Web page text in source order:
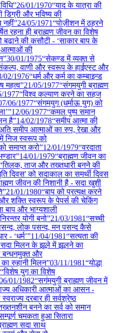
26/01/1970“याद के यात्रा की
डिग्री और भविष्य की
नहीं”24/05/1971“पोज़ीशन में ठहरने
रहना ही ब्राह्मण जीवन का विशेष
बढ़ाने की कसौटी - ‘साकार बाप के
आत्माओं की
30/01/1975“सेकण्ड में व्यक्त से
वाणी और स्वरूप के हाईएस्ट और
02/1976“धर्म और कर्म का कम्बाइन्ड
महत्व”21/05/1977“संगमयुगी ब्राह्मण
/1977“विश्व कल्याण करने का सहज
06/1977“संगमयुग (धर्माऊ युग) को
12/06/1977“कमल पुष्प समान
है”14/02/1978“समीप आत्मा की
समीप आत्माओं का रुप, रेखा और
निज स्वरूप को
समाप्त करो”12/01/1979“वरदाता
14/01/1979“ब्राह्मण जीवन का
ताज और तख्तधारी बनने की
दिवस' को सदाकाल का समर्थी दिवस
जीवन की निशानी है - सदा खुशी
21/01/1980“बाप को प्रत्यक्ष करने
शक्ति स्वरूप के पेपर्स की चेकिंग
बाप और भाग्यशाली
योगी बनो”21/03/1981“सच्ची
लोक पसन्द, मन पसन्द कैसे
- ‘धर्म’”11/04/1981“सत्यता की
मिलन के झूले में झूलने का
बन्धनमुक्त और
रुहानी मिलन”03/11/1981“योद्धा
“विशेष युग का विशेष
01/1982“सगंमयुगी ब्राह्मण जीवन में
अधिकारी आत्माओं का आसन -
दरबार ही सर्वश्रेष्ठ
बनने का सर्व को समान
चमकता हुआ सितारा
सदा साथ